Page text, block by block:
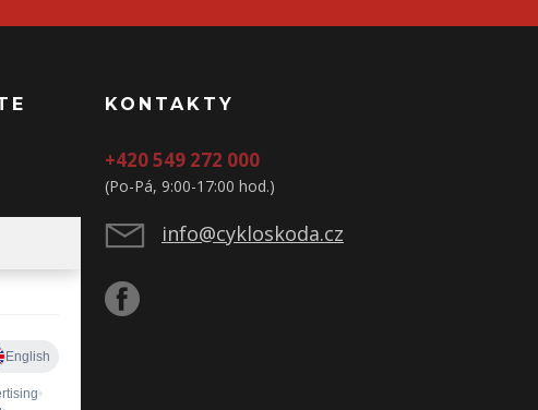
KONTAKTY
+420 549 272 000
(Po-Pá, 9:00-17:00 hod.)
info@cykloskoda.cz